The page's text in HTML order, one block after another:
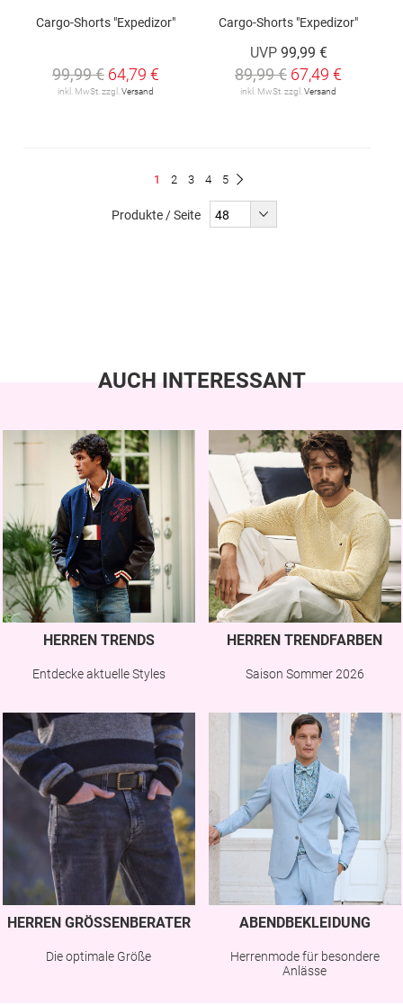
Cargo-Shorts "Expedizor"
99,99 € 64,79 €
inkl. MwSt. zzgl. Versand
Cargo-Shorts "Expedizor"
UVP 99,99 €
89,99 € 67,49 €
inkl. MwSt. zzgl. Versand
Du
1 Seite
2 Seite
3 Seite
4 Seite
5
Produkte / Seite
AUCH INTERESSANT
HERREN TRENDS
Entdecke aktuelle Styles
HERREN TRENDFARBEN
Saison Sommer 2026
HERREN GRÖSSENBERATER
Die optimale Größe
ABENDBEKLEIDUNG
Herrenmode für besondere
Anlässe